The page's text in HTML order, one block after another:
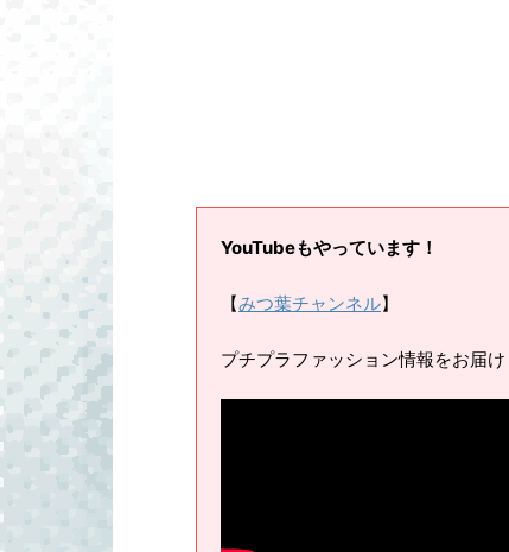
YouTubeもやっています！
【みつ葉チャンネル】
プチプラファッション情報をお届